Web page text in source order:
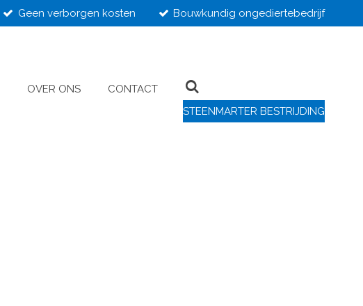
Geen verborgen kosten Bouwkundig ongediertebedrijf
OVER ONS
CONTACT
STEENMARTER BESTRIJDING